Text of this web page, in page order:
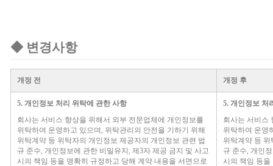
◆ 변경사항
개정 전 개정 후
5. 개인정보 처리 위탁에 관한 사항
회사는 서비스 향상을 위해서 외부 전문업체에 개인정보를
위탁하여 운영하고 있으며, 위탁관리의 안전을 기하기 위해
위탁계약 등 위탁자의 개인정보 제공자의 개인정보 관련 법
규 준수, 개인정보에 관한 비밀유지, 제3자 제공 금지 및 사고
시의 책임 등을 명확히 규정하고 당해 계약 내용을 서면으로
5. 개인정보 처
회사는 서비스
위탁하여 운영
위탁계약 등
규 준수, 개인
시의 책임 등